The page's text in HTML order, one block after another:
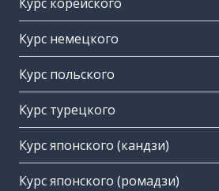
Курс немецкого
Курс польского
Курс турецкого
Курс японского (кандзи)
Курс японского (ромадзи)